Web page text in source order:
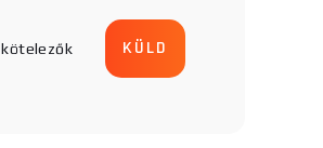
kötelezők